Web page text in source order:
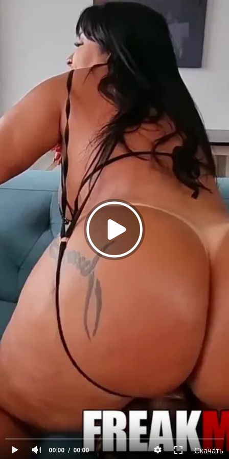
00:00 00:00 Скачать